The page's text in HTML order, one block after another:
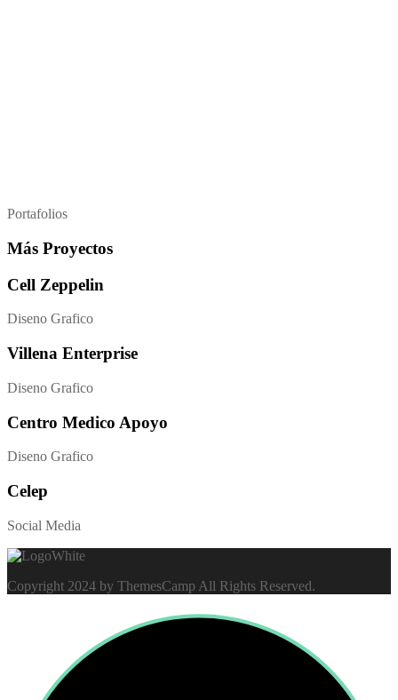
Portafolios
Más Proyectos
Cell Zeppelin
Diseno Grafico
Villena Enterprise
Diseno Grafico
Centro Medico Apoyo
Diseno Grafico
Celep
Social Media
Copyright 2024 by ThemesCamp All Rights Reserved.